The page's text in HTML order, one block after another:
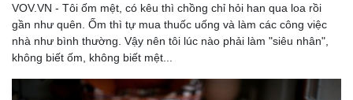
VOV.VN - Tôi ốm mệt, có kêu thì chồng chỉ hỏi han qua loa rồi
gần như quên. Ốm thì tự mua thuốc uống và làm các công việc
nhà như bình thường. Vậy nên tôi lúc nào phải làm "siêu nhân",
không biết ốm, không biết mệt...